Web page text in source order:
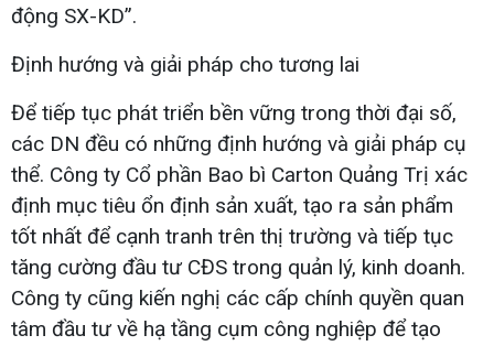
động SX-KD”.
Định hướng và giải pháp cho tương lai
Để tiếp tục phát triển bền vững trong thời đại số,
các DN đều có những định hướng và giải pháp cụ
thể. Công ty Cổ phần Bao bì Carton Quảng Trị xác
định mục tiêu ổn định sản xuất, tạo ra sản phẩm
tốt nhất để cạnh tranh trên thị trường và tiếp tục
tăng cường đầu tư CĐS trong quản lý, kinh doanh.
Công ty cũng kiến nghị các cấp chính quyền quan
tâm đầu tư về hạ tầng cụm công nghiệp để tạo